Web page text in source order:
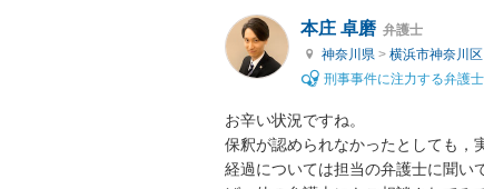
本庄 卓磨 弁護士
神奈川県 > 横浜市神奈川区
刑事事件に注力する弁護士
お辛い状況ですね。
保釈が認められなかったとしても，
経過については担当の弁護士に聞い